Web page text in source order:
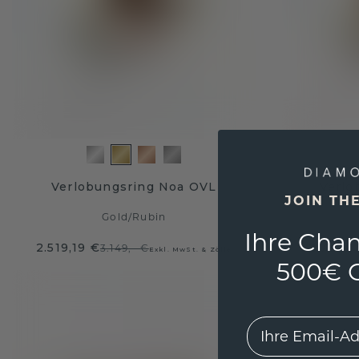
Verlobungsring Noa OVL
Gold /Rubin
2.519,19 €3.149,- €Exkl. MwSt. & Zölle 2.732,-
JOIN
Ihre
500€
EMail